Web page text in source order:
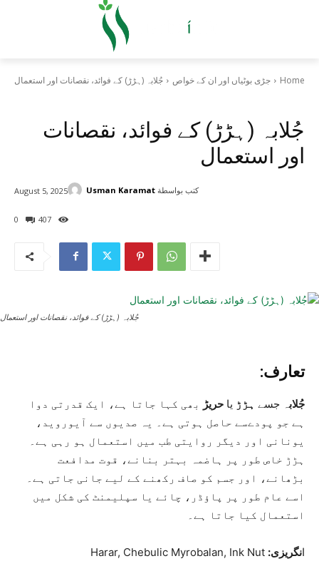
Home جڑی بوٹیاں اور ان کے خواص جُلابہ (ہڑڑ) کے فوائد، نقصانات اور استعمال
جُلابہ (ہڑڑ) کے فوائد، نقصانات
اور استعمال
0 407
August 5, 2025 كتب بواسطة Usman Karamat
جُلابہ (ہڑڑ) کے فوائد، نقصانات اور استعمال
تعارف:
جُلابہ جسے ہڑڑ یا حریڑ بھی کہا جاتا ہے، ایک قدرتی دوا
ہے جو پودےسے حاصل ہوتی ہے۔ یہ صدیوں سے آیوروید،
یونانی اور دیگر روایتی طب میں استعمال ہو رہی ہے۔
ہڑڑ خاص طور پر ہاضمہ بہتر بنانے، قوت مدافعت
بڑھانے، اور جسم کو صاف رکھنے کے لیے جانی جاتی ہے۔
اسے عام طور پر پاؤڈر، چائے یا سپلیمنٹ کی شکل میں
استعمال کیا جاتا ہے۔
انگریزی: